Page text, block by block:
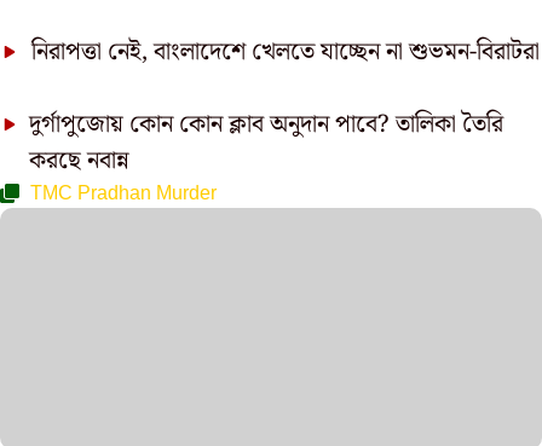
নিরাপত্তা নেই, বাংলাদেশে খেলতে যাচ্ছেন না শুভমন-বিরাটরা
দুর্গাপুজোয় কোন কোন ক্লাব অনুদান পাবে? তালিকা তৈরি
করছে নবান্ন
TMC Pradhan Murder